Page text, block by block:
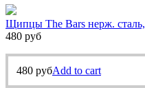
Щипцы The Bars нерж. сталь,
480 руб
480 рубAdd to cart